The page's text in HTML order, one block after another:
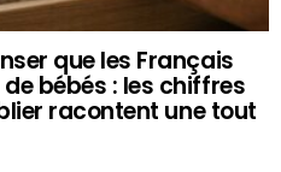
que les Français
bébés : les chiffres
racontent une tout